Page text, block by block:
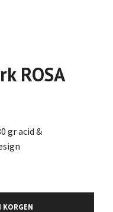
ROSA
gr acid &
KORGEN